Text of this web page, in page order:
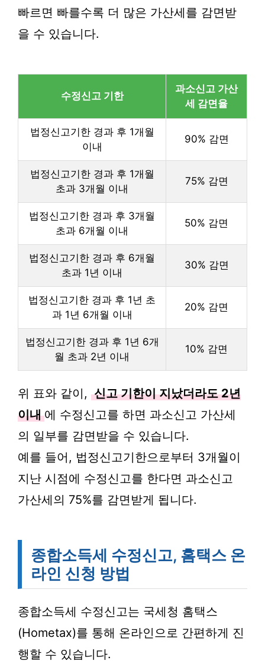
빠르면 빠를수록 더 많은 가산세를 감면받
을 수 있습니다.
수정신고 기한
과소신고 가산
세 감면율
법정신고기한 경과 후 1개월
이내
90% 감면
법정신고기한 경과 후 1개월
초과 3개월 이내
75% 감면
법정신고기한 경과 후 3개월
초과 6개월 이내
50% 감면
법정신고기한 경과 후 6개월
초과 1년 이내
30% 감면
법정신고기한 경과 후 1년 초
과 1년 6개월 이내
20% 감면
법정신고기한 경과 후 1년 6개
월 초과 2년 이내
10% 감면
위 표와 같이, 신고 기한이 지났더라도 2년
이내 에 수정신고를 하면 과소신고 가산세
의 일부를 감면받을 수 있습니다.
예를 들어, 법정신고기한으로부터 3개월이
지난 시점에 수정신고를 한다면 과소신고
가산세의 75%를 감면받게 됩니다.
종합소득세 수정신고, 홈택스 온
라인 신청 방법
종합소득세 수정신고는 국세청 홈택스
(Hometax)를 통해 온라인으로 간편하게 진
행할 수 있습니다.